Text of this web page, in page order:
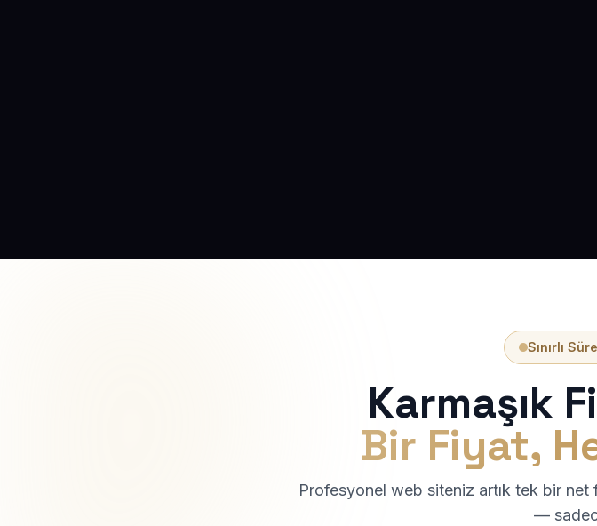
Sınırlı
Karmaşık
Bir Fiyat,
Profesyonel web siteniz artık tek bir
—